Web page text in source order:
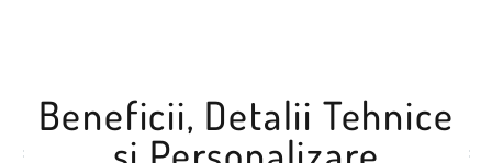
Beneficii, Detalii Tehnice